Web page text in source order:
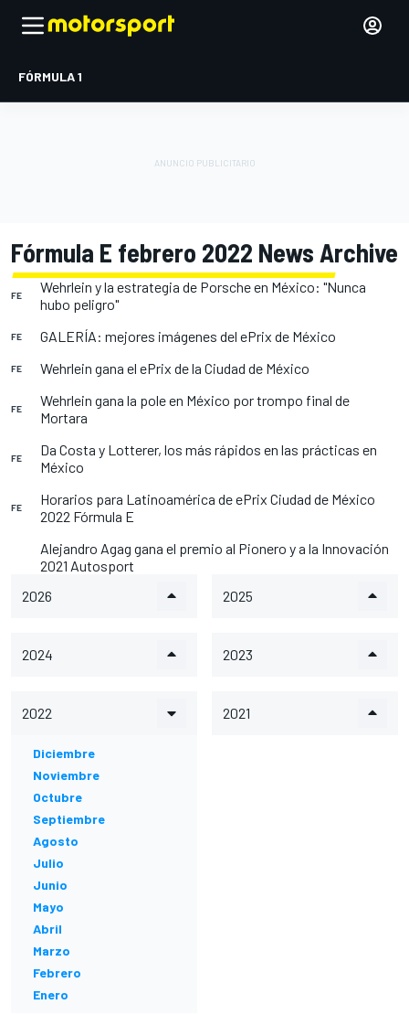
FÓRMULA 1
Fórmula E febrero 2022 News Archive
FE
Wehrlein y la estrategia de Porsche en México: "Nunca
hubo peligro"
FE GALERÍA: mejores imágenes del ePrix de México
FE Wehrlein gana el ePrix de la Ciudad de México
FE
Wehrlein gana la pole en México por trompo final de
Mortara
FE
Da Costa y Lotterer, los más rápidos en las prácticas en
México
FE
Horarios para Latinoamérica de ePrix Ciudad de México
2022 Fórmula E
Alejandro Agag gana el premio al Pionero y a la Innovación
2021 Autosport
2026
2025
2024 2023
2022
Diciembre
Noviembre
Octubre
Septiembre
Agosto
Julio
Junio
Mayo
Abril
Marzo
Febrero
Enero
2021